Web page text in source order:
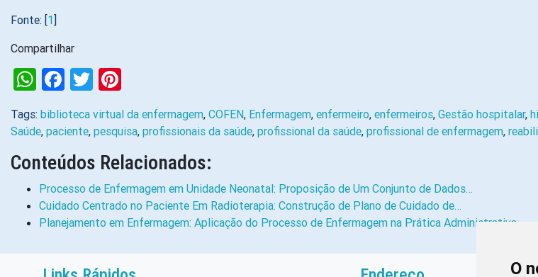
O
Fonte: [1]
Compartilhar
WhatsApp
Facebook
Twitter
Tags: biblioteca virtual da enfermagem, COFEN, Enfermagem, enfermeiro, enfermeiros, Gestão hospitalar,
Saúde, paciente, pesquisa, profissionais da saúde, profissional da saúde, profissional de enfermagem,
Conteúdos Relacionados:
Processo de Enfermagem em Unidade Neonatal: Proposição de Um Conjunto de Dados…
Cuidado Centrado no Paciente Em Radioterapia: Construção de Plano de Cuidado de…
Planejamento em Enfermagem: Aplicação do Processo de Enfermagem na Prática Administrativa